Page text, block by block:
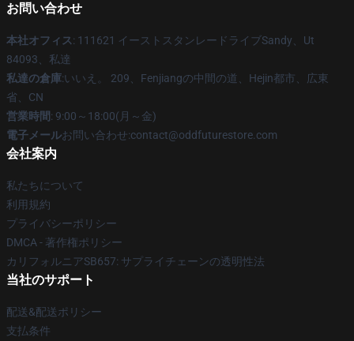
お問い合わせ
本社オフィス: 111621 イーストスタンレードライブSandy、Ut
84093、私達
私達の倉庫:いいえ。 209、Fenjiangの中間の道、Hejin都市、広東
省、CN
営業時間: 9:00～18:00(月～金)
電子メールお問い合わせ:contact@oddfuturestore.com
会社案内
私たちについて
利用規約
プライバシーポリシー
DMCA - 著作権ポリシー
カリフォルニアSB657: サプライチェーンの透明性法
当社のサポート
配送&配送ポリシー
支払条件